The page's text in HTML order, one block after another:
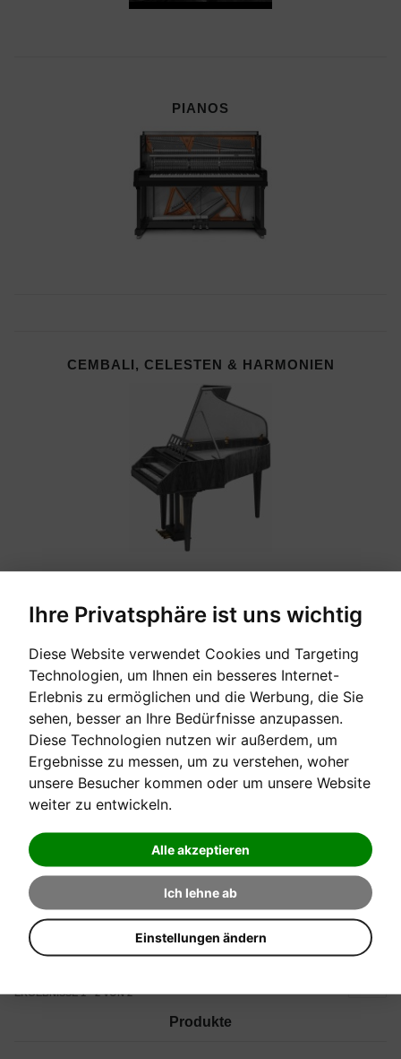
Ihre Privatsphäre ist uns wichtig
Diese Website verwendet Cookies und Targeting
Technologien, um Ihnen ein besseres Internet-
Erlebnis zu ermöglichen und die Werbung, die Sie
sehen, besser an Ihre Bedürfnisse anzupassen.
Diese Technologien nutzen wir außerdem, um
Ergebnisse zu messen, um zu verstehen, woher
unsere Besucher kommen oder um unsere Website
weiter zu entwickeln.
Alle akzeptieren
Ich lehne ab
Einstellungen ändern
PIANOS
CEMBALI, CELESTEN & HARMONIEN
ZUBEHÖR
SORTIERT NACH PRODUKT PREIS +/-
HERSTELLER: SIKORSKI VERLAGE
ERGEBNISSE 1 - 2 VON 2
Produkte